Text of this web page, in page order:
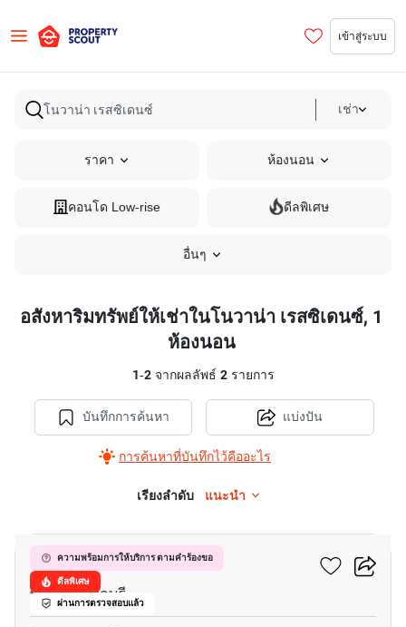
เข้าสู่ระบบ
เช่า
ราคา ห้องนอน
คอนโด Low-rise ดีลพิเศษ
อื่นๆ
อสังหาริมทรัพย์ให้เช่าในโนวาน่า เรสซิเดนซ์, 1
ห้องนอน
1-2จากผลลัพธ์ 2รายการ
บันทึกการค้นหา
การค้นหาที่บันทึกไว้คืออะไร
แบ่งปัน
เรียงลำดับ แนะนำ
ความพร้อมการให้บริการ ตามคำร้องขอ
ดีลพิเศษ
ผ่านการตรวจสอบแล้ว
โนวาน่า เรสซิเดนซ์
พัทยาใต้, ชลบุรี